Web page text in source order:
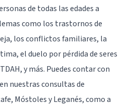
de todas las edades a
como los trastornos de
los conflictos familiares, la
el duelo por pérdida de seres
y más. Puedes contar con
nuestras consultas de
Móstoles y Leganés, como a